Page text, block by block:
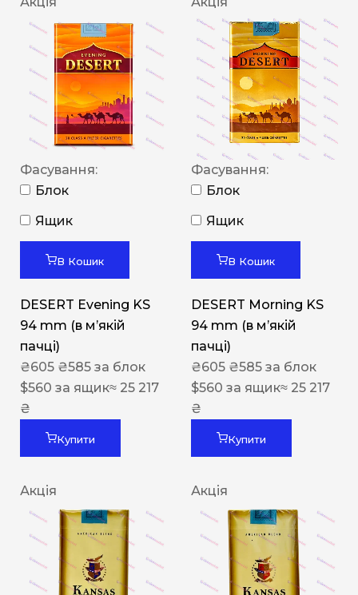
Фасування:
Блок
Ящик
В Кошик
DESERT Evening KS
94 mm (в мʼякій
пачці)
₴605 ₴585 за блок
$560 за ящик≈ 25 217
₴
Купити
Фасування:
Блок
Ящик
В Кошик
DESERT Morning KS
94 mm (в мʼякій
пачці)
₴605 ₴585 за блок
$560 за ящик≈ 25 217
₴
Купити
Акція Акція